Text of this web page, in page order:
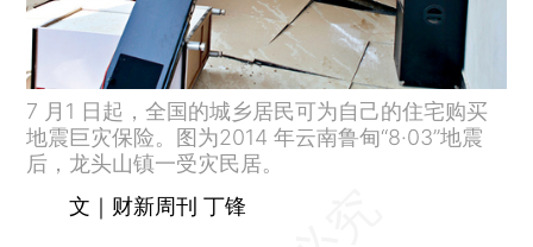
7 月1 日起，全国的城乡居民可为自己的住宅购买
地震巨灾保险。图为2014 年云南鲁甸“8·03”地震
后，龙头山镇一受灾民居。
文｜财新周刊 丁锋